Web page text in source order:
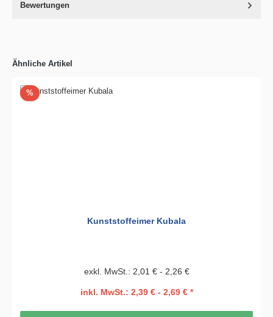
Bewertungen
Ähnliche Artikel
%Rabatt
Kunststoffeimer Kubala
exkl. MwSt.: 2,01 € - 2,26 €
inkl. MwSt.: 2,39 € - 2,69 € *